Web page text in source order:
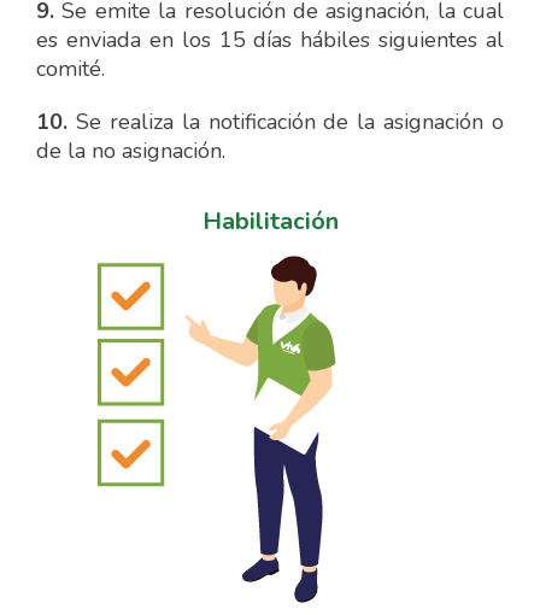
9. Se emite la resolución de asignación, la cual
es enviada en los 15 días hábiles siguientes al
comité.
10. Se realiza la notificación de la asignación o
de la no asignación.
Habilitación